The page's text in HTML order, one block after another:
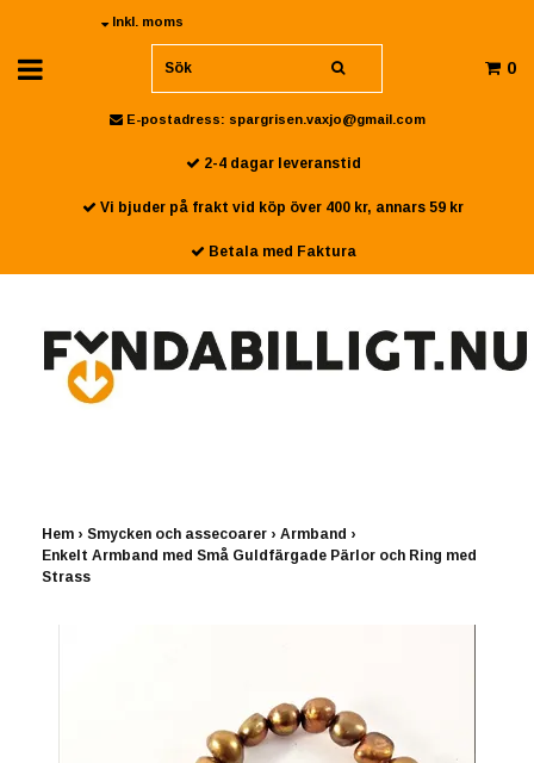
Inkl. moms
0
E-postadress: spargrisen.vaxjo@gmail.com
2-4 dagar leveranstid
Vi bjuder på frakt vid köp över 400 kr, annars 59 kr
Betala med Faktura
Hem › Smycken och assecoarer › Armband ›
Enkelt Armband med Små Guldfärgade Pärlor och Ring med
Strass